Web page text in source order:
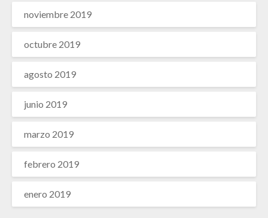
noviembre 2019
octubre 2019
agosto 2019
junio 2019
marzo 2019
febrero 2019
enero 2019